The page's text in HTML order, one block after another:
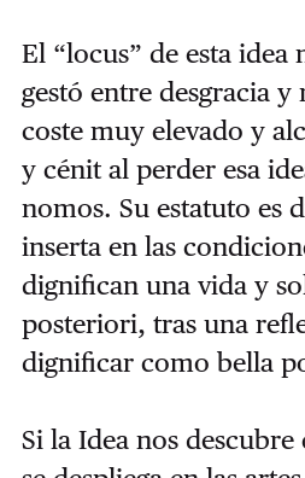
El “locus” de esta idea
gestó entre desgracia
coste muy elevado y
y cénit al perder esa
nomos. Su estatuto es
inserta en las
dignifican una vida y
posteriori, tras una
dignificar como bella
Si la Idea nos